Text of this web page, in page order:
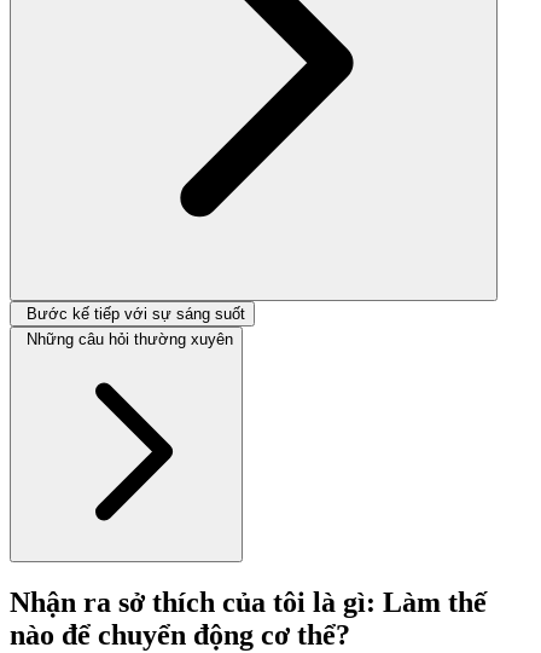
Bước kế tiếp với sự sáng suốt
Những câu hỏi thường xuyên
Nhận ra sở thích của tôi là gì: Làm thế
nào để chuyển động cơ thể?